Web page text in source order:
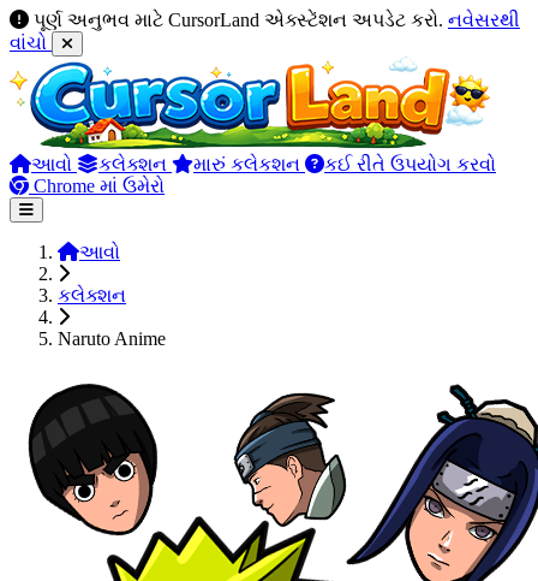
પૂર્ણ અનુભવ માટે CursorLand એક્સ્ટેંશન અપડેટ કરો. નવેસરથી
વાંચો
આવો કલેક્શન મારું કલેકશન
કઈ રીતે ઉપયોગ કરવો
Chrome માં ઉમેરો
આવો
કલેક્શન
Naruto Anime